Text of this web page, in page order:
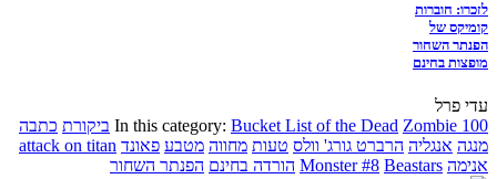
לזכרו: חוברות
קומיקס של
הפנתר השחור
מופצות בחינם
עדי פרל
In this category: Bucket List of the Dead Zombie 100 ביקורת כתבה
מנגה אנגליה הרברט גורג' וולס טעות מחווה מטבע פאונד attack on titan
אנימה
Monster #8 Beastars הורדה בחינם הפנתר השחור